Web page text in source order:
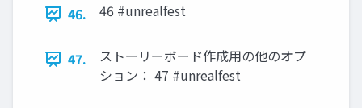
46. 46 #unrealfest
47.
ストーリーボード作成用の他のオプ
ション： 47 #unrealfest